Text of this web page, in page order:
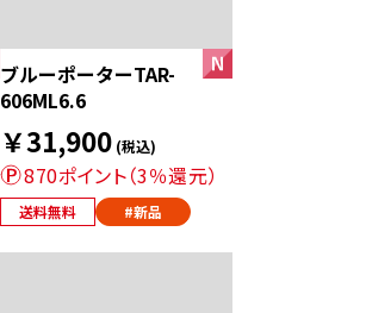
ブルーポーターTAR-
606ML6.6
￥31,900 (税込)
870ポイント（3％還元）
送料無料 #新品